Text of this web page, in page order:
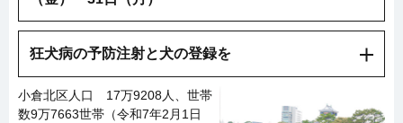
狂犬病の予防注射と犬の登録を
小倉北区人口 17万9208人、世帯
数9万7663世帯（令和7年2月1日